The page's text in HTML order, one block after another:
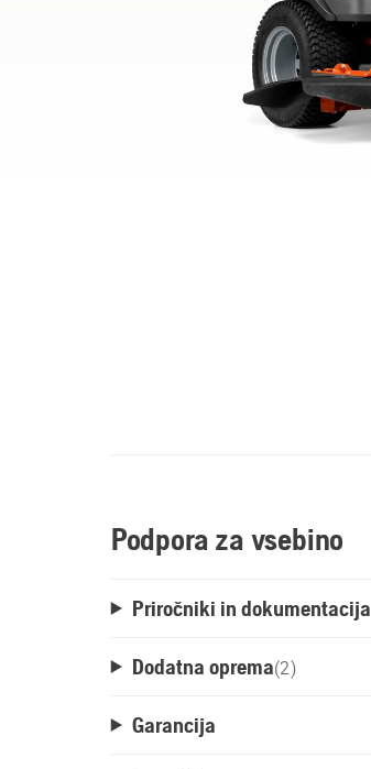
Podpora za vsebino
Priročniki in dokumentacija
Dodatna oprema(2)
Garancija